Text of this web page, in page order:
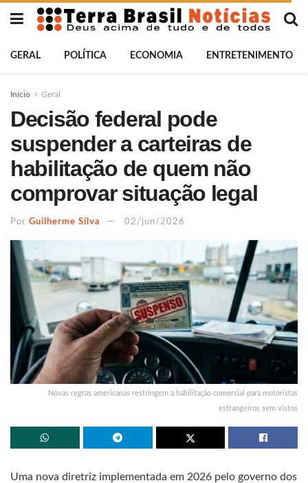
GERAL POLÍTICA ECONOMIA ENTRETENIMENTO
Início Geral
Decisão federal pode
suspender a carteiras de
habilitação de quem não
comprovar situação legal
Por Guilherme Silva 02/jun/2026
Novas regras americanas restringem a habilitação comercial para motoristas
estrangeiros sem vistos
Uma nova diretriz implementada em 2026 pelo governo dos